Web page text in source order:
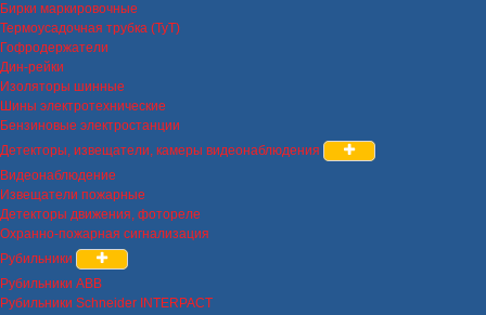
Бирки маркировочные
Термоусадочная трубка (ТуТ)
Гофродержатели
Дин-рейки
Изоляторы шинные
Шины электротехнические
Бензиновые электростанции
Детекторы, извещатели, камеры видеонаблюдения
Видеонаблюдение
Извещатели пожарные
Детекторы движения, фотореле
Охранно-пожарная сигнализация
Рубильники
Рубильники ABB
Рубильники Schneider INTERPACT